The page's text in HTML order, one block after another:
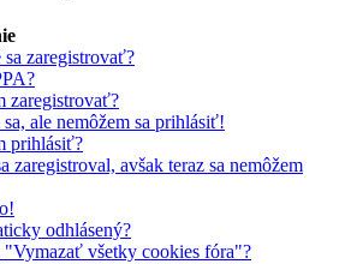
sa zaregistrovať?
zaregistrovať?
ale nemôžem sa prihlásiť!
prihlásiť?
zaregistroval, avšak teraz sa nemôžem
odhlásený?
"Vymazať všetky cookies fóra"?